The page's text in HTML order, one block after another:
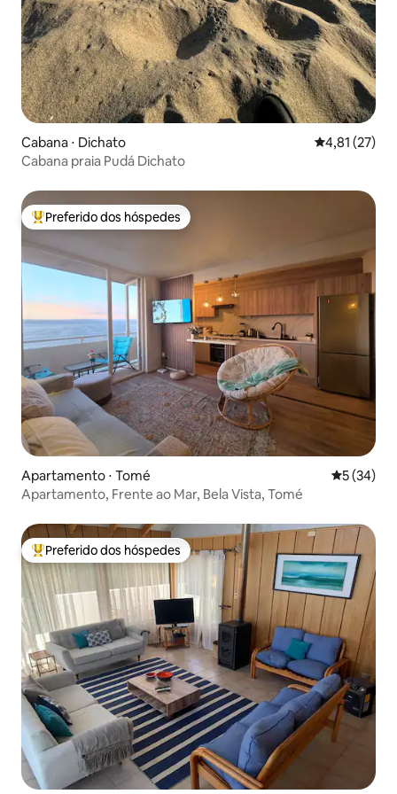
Cabana ⋅ Dichato 4,81 de uma
4,81 (27)
Cabana praia Pudá Dichato
Entre os melhores preferidos dos hóspedes
Preferido dos hóspedes
Apartamento ⋅ Tomé 5 de uma
5 (34)
Apartamento, Frente ao Mar, Bela Vista, Tomé
Entre os melhores preferidos dos hóspedes
Preferido dos hóspedes